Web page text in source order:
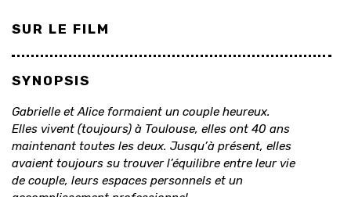
SUR LE FILM
SYNOPSIS
Gabrielle et Alice formaient un couple heureux.
Elles vivent (toujours) à Toulouse, elles ont 40 ans
maintenant toutes les deux. Jusqu’à présent, elles
avaient toujours su trouver l’équilibre entre leur vie
de couple, leurs espaces personnels et un